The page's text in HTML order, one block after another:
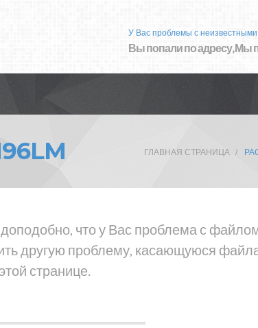
У Вас проблемы с
Вы попали по адресу, Мы
ГЛАВНАЯ СТРАНИЦА
что у Вас проблема с
другую проблему, касающуюся файла
странице.